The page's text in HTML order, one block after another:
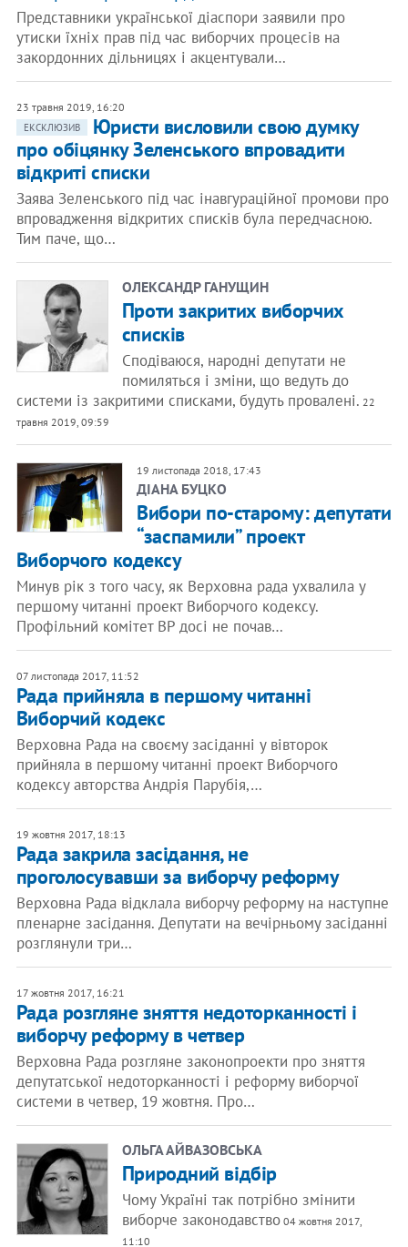
Представники української діаспори заявили про
утиски їхніх прав під час виборчих процесів на
закордонних дільницях і акцентували…
23 травня 2019, 16:20
ЕКСКЛЮЗИВ
Юристи висловили свою думку
про обіцянку Зеленського впровадити
відкриті списки
Заява Зеленського під час інавгураційної промови про
впровадження відкритих списків була передчасною.
Тим паче, що…
ОЛЕКСАНДР ГАНУЩИН
Проти закритих виборчих
списків
Сподіваюся, народні депутати не
помиляться і зміни, що ведуть до
системи із закритими списками, будуть провалені. 22
травня 2019, 09:59
19 листопада 2018, 17:43
ДІАНА БУЦКО
Вибори по-старому: депутати
“заспамили” проект
Виборчого кодексу
Минув рік з того часу, як Верховна рада ухвалила у
першому читанні проект Виборчого кодексу.
Профільний комітет ВР досі не почав…
07 листопада 2017, 11:52
Рада прийняла в першому читанні
Виборчий кодекс
Верховна Рада на своєму засіданні у вівторок
прийняла в першому читанні проект Виборчого
кодексу авторства Андрія Парубія,…
19 жовтня 2017, 18:13
Рада закрила засідання, не
проголосувавши за виборчу реформу
Верховна Рада відклала виборчу реформу на наступне
пленарне засідання. Депутати на вечірньому засіданні
розглянули три…
17 жовтня 2017, 16:21
Рада розгляне зняття недоторканності і
виборчу реформу в четвер
Верховна Рада розгляне законопроекти про зняття
депутатської недоторканності і реформу виборчої
системи в четвер, 19 жовтня. Про…
ОЛЬГА АЙВАЗОВСЬКА
Природний відбір
Чому Україні так потрібно змінити
виборче законодавство04 жовтня 2017,
11:10